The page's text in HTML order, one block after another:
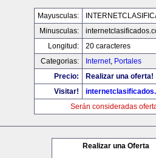
Mayusculas:
Minusculas:
Longitud:
20 caracteres
Categorias:
Internet, Portales
Precio:
Realizar una oferta!
Visitar!
Serán consideradas
Realizar una Oferta